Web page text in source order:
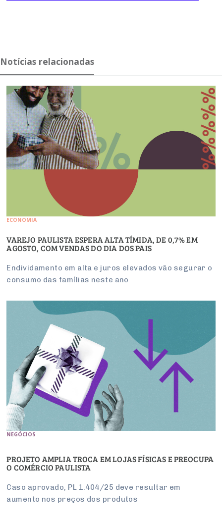
Notícias relacionadas
ECONOMIA
VAREJO PAULISTA ESPERA ALTA TÍMIDA, DE 0,7% EM
AGOSTO, COM VENDAS DO DIA DOS PAIS
Endividamento em alta e juros elevados vão segurar o
consumo das famílias neste ano
NEGÓCIOS
PROJETO AMPLIA TROCA EM LOJAS FÍSICAS E PREOCUPA
O COMÉRCIO PAULISTA
Caso aprovado, PL 1.404/25 deve resultar em
aumento nos preços dos produtos